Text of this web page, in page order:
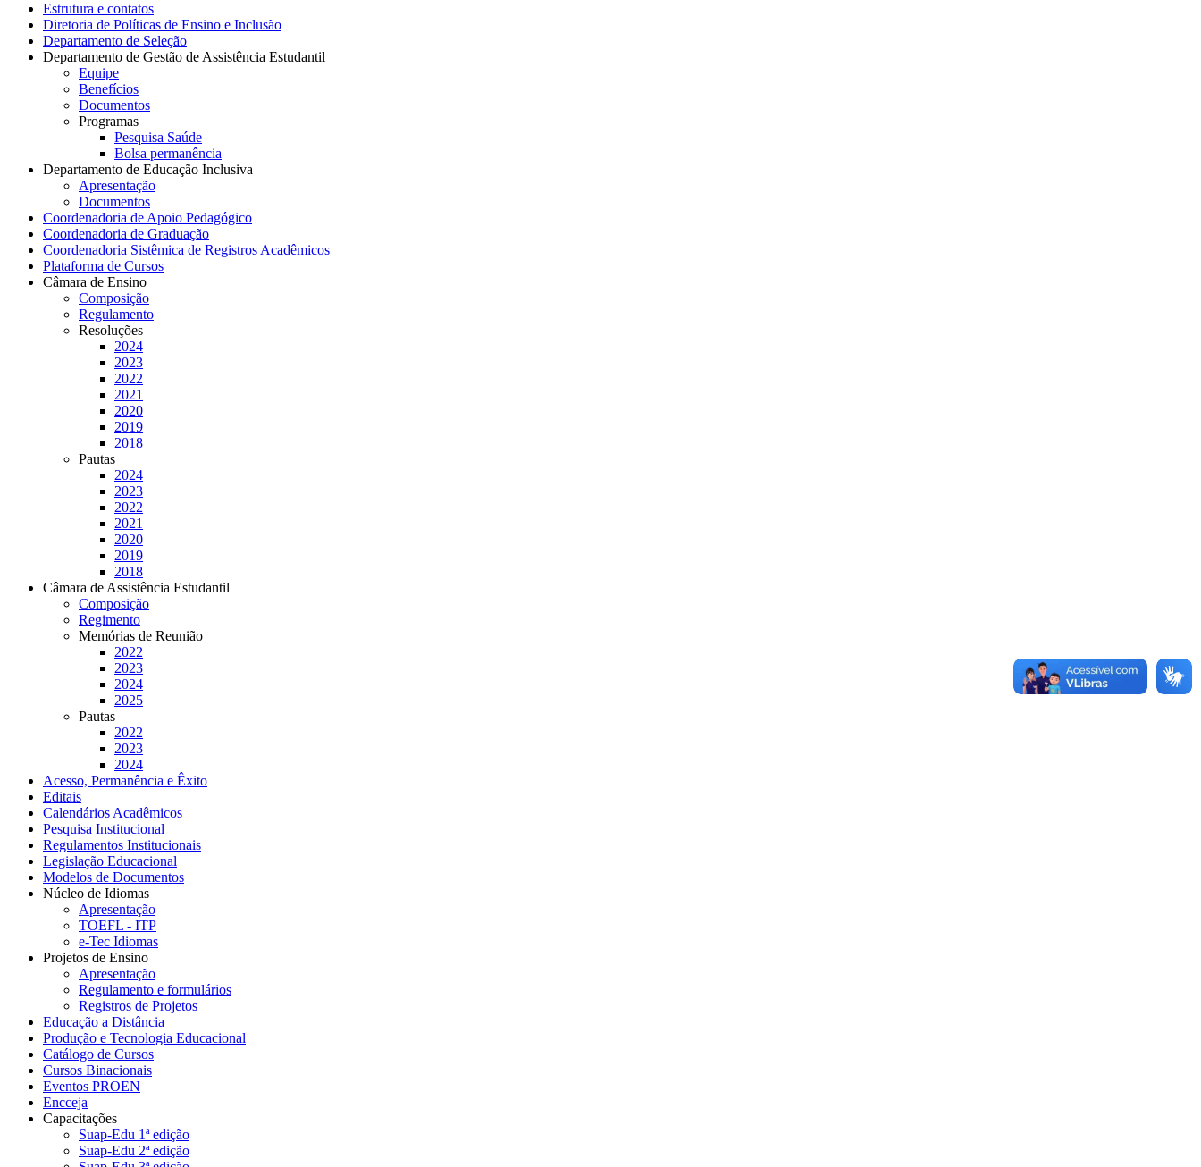
Estrutura e contatos
Diretoria de Políticas de Ensino e Inclusão
Departamento de Seleção
Departamento de Gestão de Assistência Estudantil
Equipe
Benefícios
Documentos
Programas
Pesquisa Saúde
Bolsa permanência
Departamento de Educação Inclusiva
Apresentação
Documentos
Coordenadoria de Apoio Pedagógico
Coordenadoria de Graduação
Coordenadoria Sistêmica de Registros Acadêmicos
Plataforma de Cursos
Câmara de Ensino
Composição
Regulamento
Resoluções
2024
2023
2022
2021
2020
2019
2018
Pautas
2024
2023
2022
2021
2020
2019
2018
Câmara de Assistência Estudantil
Composição
Regimento
Memórias de Reunião
2022
2023
2024
2025
Pautas
2022
2023
2024
Acesso, Permanência e Êxito
Editais
Calendários Acadêmicos
Pesquisa Institucional
Regulamentos Institucionais
Legislação Educacional
Modelos de Documentos
Núcleo de Idiomas
Apresentação
TOEFL - ITP
e-Tec Idiomas
Projetos de Ensino
Apresentação
Regulamento e formulários
Registros de Projetos
Educação a Distância
Produção e Tecnologia Educacional
Catálogo de Cursos
Cursos Binacionais
Eventos PROEN
Encceja
Capacitações
Suap-Edu 1ª edição
Suap-Edu 2ª edição